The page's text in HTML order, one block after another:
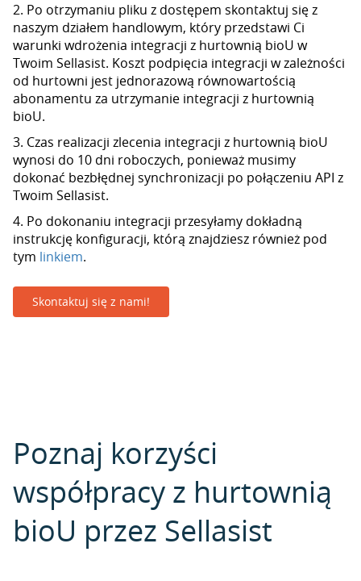
2. Po otrzymaniu pliku z dostępem skontaktuj się z
naszym działem handlowym, który przedstawi Ci
warunki wdrożenia integracji z hurtownią bioU w
Twoim Sellasist. Koszt podpięcia integracji w zależności
od hurtowni jest jednorazową równowartością
abonamentu za utrzymanie integracji z hurtownią
bioU.
3. Czas realizacji zlecenia integracji z hurtownią bioU
wynosi do 10 dni roboczych, ponieważ musimy
dokonać bezbłędnej synchronizacji po połączeniu API z
Twoim Sellasist.
4. Po dokonaniu integracji przesyłamy dokładną
instrukcję konfiguracji, którą znajdziesz również pod
tym linkiem.
Skontaktuj się z nami!
Poznaj korzyści
współpracy z hurtownią
bioU przez Sellasist